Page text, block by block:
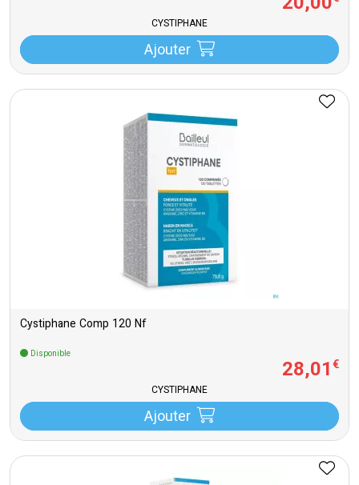
CYSTIPHANE
Ajouter
Cystiphane Comp 120 Nf
Disponible
28,01€
CYSTIPHANE
Ajouter